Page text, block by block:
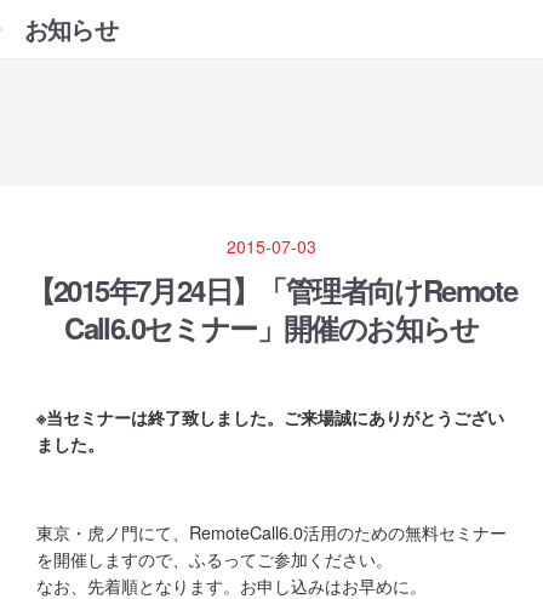
お知らせ
2015-07-03
【2015年7月24日】「管理者向けRemote
Call6.0セミナー」開催のお知らせ
※当セミナーは終了致しました。ご来場誠にありがとうござい
ました。
東京・虎ノ門にて、RemoteCall6.0活用のための無料セミナー
を開催しますので、ふるってご参加ください。
なお、先着順となります。お申し込みはお早めに。